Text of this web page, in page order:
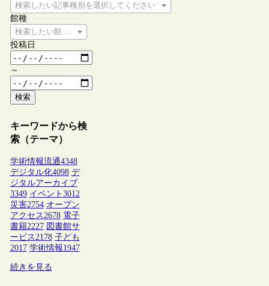
検索したい記事種別を選択してください
館種
検索したい館種を選択してください
投稿日
～
検索
キーワードから検
索（テーマ）
学術情報流通4348
デジタル化4098 デ
ジタルアーカイブ
3349 イベント 3012
災害2754 オープン
アクセス 2678 電子
書籍2227 図書館サ
ービス 2178 子ども
2017 学術情報1947
続きを見る